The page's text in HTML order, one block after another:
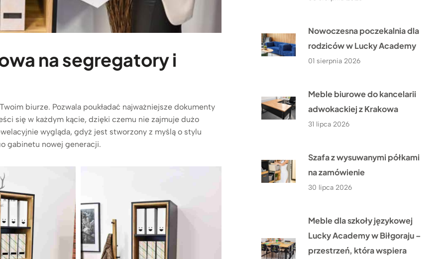
na segregatory i
biurze. Pozwala poukładać najważniejsze dokumenty
się w każdym kącie, dzięki czemu nie zajmuje dużo
wygląda, gdyż jest stworzony z myślą o stylu
gabinetu nowej generacji.
Nowoczesna poczekalnia dla
rodziców w Lucky Academy
01 sierpnia 2026
Meble biurowe do kancelarii
adwokackiej z Krakowa
31 lipca 2026
Szafa z wysuwanymi półkami
na zamówienie
30 lipca 2026
Meble dla szkoły językowej
Lucky Academy w Biłgoraju –
przestrzeń, która wspiera